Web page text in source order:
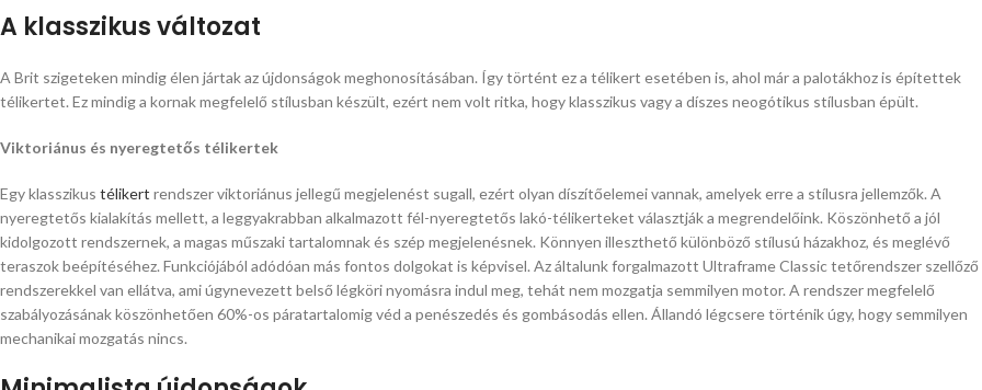
A klasszikus változat
A Brit szigeteken mindig élen jártak az újdonságok meghonosításában. Így történt ez a télikert esetében is, ahol már a palotákhoz is építettek
télikertet. Ez mindig a kornak megfelelő stílusban készült, ezért nem volt ritka, hogy klasszikus vagy a díszes neogótikus stílusban épült.
Viktoriánus és nyeregtetős télikertek
Egy klasszikus télikert rendszer viktoriánus jellegű megjelenést sugall, ezért olyan díszítőelemei vannak, amelyek erre a stílusra jellemzők. A
nyeregtetős kialakítás mellett, a leggyakrabban alkalmazott fél-nyeregtetős lakó-télikerteket választják a megrendelőink. Köszönhető a jól
kidolgozott rendszernek, a magas műszaki tartalomnak és szép megjelenésnek. Könnyen illeszthető különböző stílusú házakhoz, és meglévő
teraszok beépítéséhez. Funkciójából adódóan más fontos dolgokat is képvisel. Az általunk forgalmazott Ultraframe Classic tetőrendszer szellőző
rendszerekkel van ellátva, ami úgynevezett belső légköri nyomásra indul meg, tehát nem mozgatja semmilyen motor. A rendszer megfelelő
szabályozásának köszönhetően 60%-os páratartalomig véd a penészedés és gombásodás ellen. Állandó légcsere történik úgy, hogy semmilyen
mechanikai mozgatás nincs.